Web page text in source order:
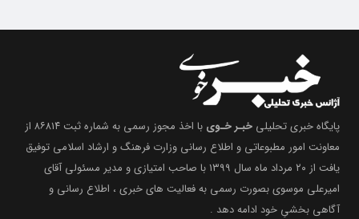
پایگاه خبری تحلیلی خبـر خـوی
با اخذ مجوز رسمی به شماره ثبت ۸۶۸۱۴ از
معاونت امور مطبوعاتی و اطلاع رسانی وزارت فرهنگ و ارشاد اسلامی توفیق
یافت از ۲۰ مرداد ماه سال ۱۳۹۹ با صاحب امتیازی و مدیر مسئولی آقای
امیرعلی موسوی بصورت رسمی به فعالیت های خبری ، اطلاع رسانی و
آگاهی بخشیِ خود ادامه دهد .